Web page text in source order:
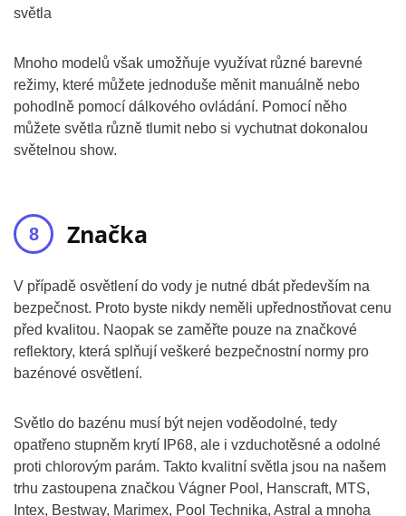
světla
Mnoho modelů však umožňuje využívat různé barevné
režimy, které můžete jednoduše měnit manuálně nebo
pohodlně pomocí dálkového ovládání. Pomocí něho
můžete světla různě tlumit nebo si vychutnat dokonalou
světelnou show.
Značka
V případě osvětlení do vody je nutné dbát především na
bezpečnost. Proto byste nikdy neměli upřednostňovat cenu
před kvalitou. Naopak se zaměřte pouze na značkové
reflektory, která splňují veškeré bezpečnostní normy pro
bazénové osvětlení.
Světlo do bazénu musí být nejen voděodolné, tedy
opatřeno stupněm krytí IP68, ale i vzduchotěsné a odolné
proti chlorovým parám. Takto kvalitní světla jsou na našem
trhu zastoupena značkou Vágner Pool, Hanscraft, MTS,
Intex, Bestway, Marimex, Pool Technika, Astral a mnoha